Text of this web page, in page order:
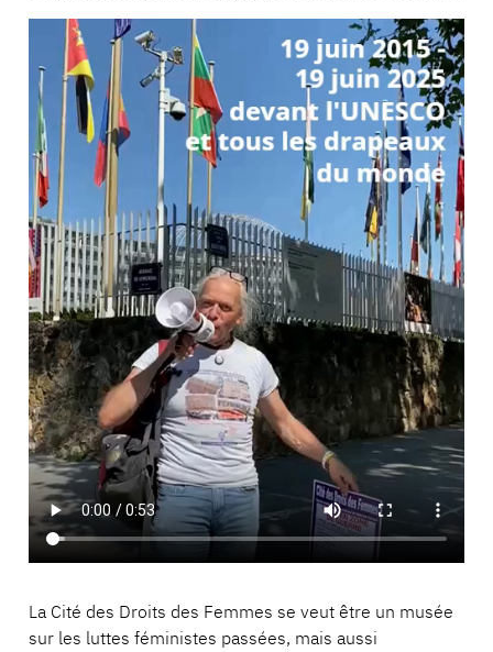
La Cité des Droits des Femmes se veut être un musée
sur les luttes féministes passées, mais aussi